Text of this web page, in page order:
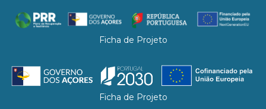
Ficha de Projeto
Ficha de Projeto